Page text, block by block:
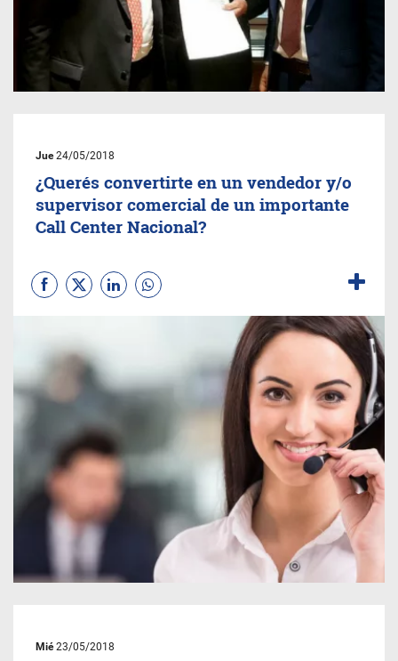
Jue24/05/2018
¿Querés convertirte en un vendedor y/o
supervisor comercial de un importante
Call Center Nacional?
Mié23/05/2018